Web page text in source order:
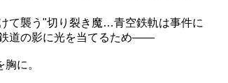
て襲う"切り裂き魔…青空鉄軌は事件に
道の影に光を当てるため――
に。